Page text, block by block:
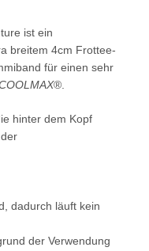
ist ein
breitem 4cm Frottee-
für einen sehr
®.
hinter dem Kopf
dadurch läuft kein
der Verwendung